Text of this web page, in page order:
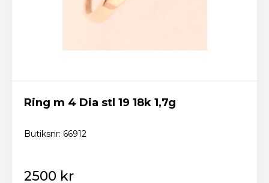
Ring m 4 Dia stl 19 18k 1,7g
Butiksnr: 66912
2500 kr